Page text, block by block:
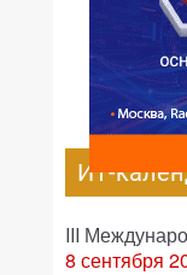
ИТ-
III
8 сентября